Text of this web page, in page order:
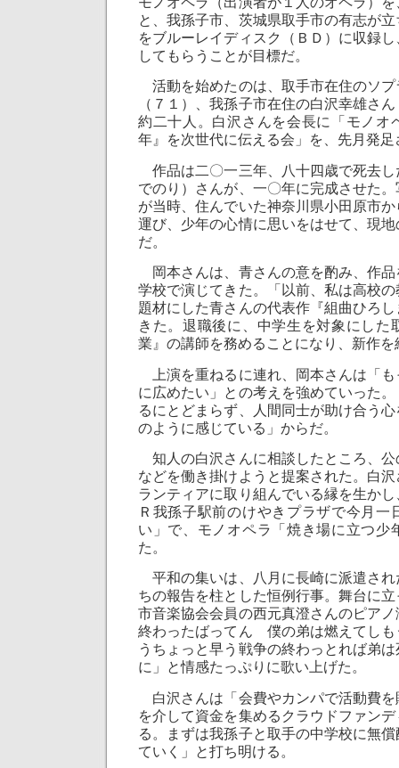
と、我孫子市、茨城県取手市の有志が
をブルーレイディスク（ＢＤ）に収録
してもらうことが目標だ。
活動を始めたのは、取手市在住のソ
（７１）、我孫子市在住の白沢幸雄さ
約二十人。白沢さんを会長に「モノオ
年』を次世代に伝える会」を、先月発足
作品は二〇一三年、八十四歳で死去
でのり）さんが、一〇年に完成させた
が当時、住んでいた神奈川県小田原市
運び、少年の心情に思いをはせて、現
だ。
岡本さんは、青さんの意を酌み、作
学校で演じてきた。「以前、私は高校
題材にした青さんの代表作『組曲ひろ
きた。退職後に、中学生を対象にした
業』の講師を務めることになり、新作
上演を重ねるに連れ、岡本さんは「
に広めたい」との考えを強めていった
るにとどまらず、人間同士が助け合う
のように感じている」からだ。
知人の白沢さんに相談したところ、
などを働き掛けようと提案された。白
ランティアに取り組んでいる縁を生か
Ｒ我孫子駅前のけやきプラザで今月一
い」で、モノオペラ「焼き場に立つ少
た。
平和の集いは、八月に長崎に派遣さ
ちの報告を柱とした恒例行事。舞台に
市音楽協会会員の西元真澄さんのピア
終わったばってん 僕の弟は燃えてしも
うちょっと早う戦争の終わっとれば弟
に」と情感たっぷりに歌い上げた。
白沢さんは「会費やカンパで活動費
を介して資金を集めるクラウドファン
る。まずは我孫子と取手の中学校に無
ていく」と打ち明ける。